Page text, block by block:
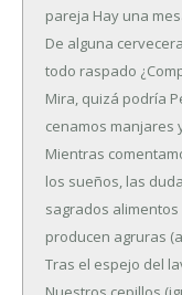
pareja Hay una
De alguna
todo raspado
Mira, quizá podría
cenamos manjares
Mientras
los sueños, las
sagrados alimentos
producen agruras
Tras el espejo del